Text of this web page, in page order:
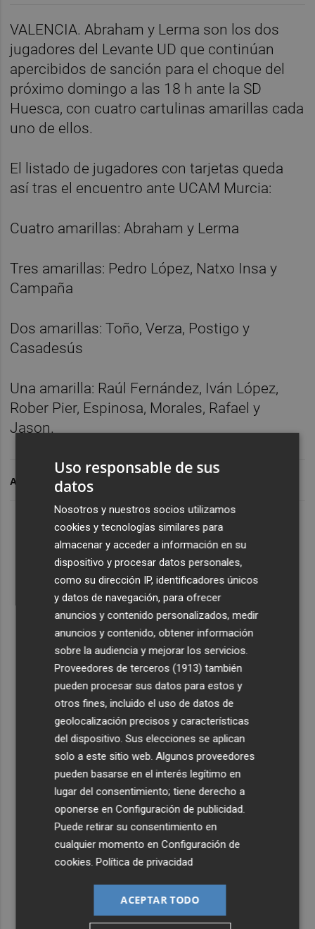
VALENCIA. Abraham y Lerma son los dos
jugadores del Levante UD que continúan
apercibidos de sanción para el choque del
próximo domingo a las 18 h ante la SD
Huesca, con cuatro cartulinas amarillas cada
uno de ellos.
El listado de jugadores con tarjetas queda
así tras el encuentro ante UCAM Murcia:
Cuatro amarillas: Abraham y Lerma
Tres amarillas: Pedro López, Natxo Insa y
Campaña
Dos amarillas: Toño, Verza, Postigo y
Casadesús
Una amarilla: Raúl Fernández, Iván López,
Rober Pier, Espinosa, Morales, Rafael y
Jason.
ARCHIVADO EN
Uso responsable de sus
datos
Nosotros y nuestros socios utilizamos
cookies y tecnologías similares para
almacenar y acceder a información en su
dispositivo y procesar datos personales,
como su dirección IP, identificadores únicos
y datos de navegación, para ofrecer
anuncios y contenido personalizados, medir
anuncios y contenido, obtener información
sobre la audiencia y mejorar los servicios.
Proveedores de terceros (1913) también
pueden procesar sus datos para estos y
otros fines, incluido el uso de datos de
geolocalización precisos y características
del dispositivo. Sus elecciones se aplican
solo a este sitio web. Algunos proveedores
pueden basarse en el interés legítimo en
lugar del consentimiento; tiene derecho a
oponerse enConfiguración de publicidad
Puede retirar su consentimiento en
cualquier momento enConfiguración de
cookies .Política de privacidad
ACEPTAR TODO